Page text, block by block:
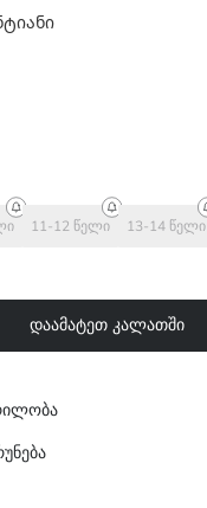
11-12 წელი 13-14 წელი
დაამატეთ კალათში